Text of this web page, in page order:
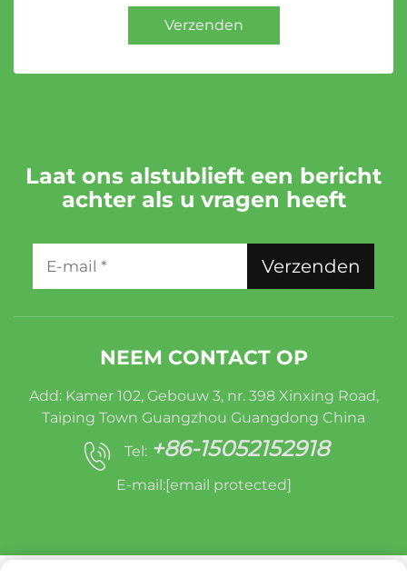
Verzenden
Laat ons alstublieft een bericht
achter als u vragen heeft
Verzenden
NEEM CONTACT OP
Add: Kamer 102, Gebouw 3, nr. 398 Xinxing Road,
Taiping Town Guangzhou Guangdong China
Tel: +86-15052152918
E-mail:[email protected]